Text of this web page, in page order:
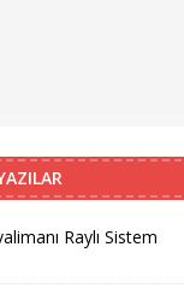
Raylı Sistem